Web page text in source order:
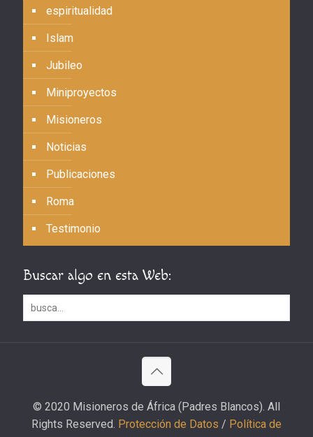
espiritualidad
Islam
Jubileo
Miniproyectos
Misioneros
Noticias
Publicaciones
Roma
Testimonio
Buscar algo en esta Web:
© 2020 Misioneros de África (Padres Blancos). All
Rights Reserved. Protección de Datos / Política de